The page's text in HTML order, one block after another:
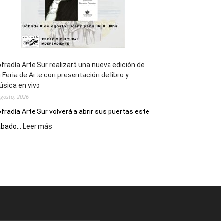
Arte Sur realizará una nueva edición de
Feria de Arte con presentación de libro y
en vivo
2026
Arte Sur volverá a abrir sus puertas este
Leer más
nueva